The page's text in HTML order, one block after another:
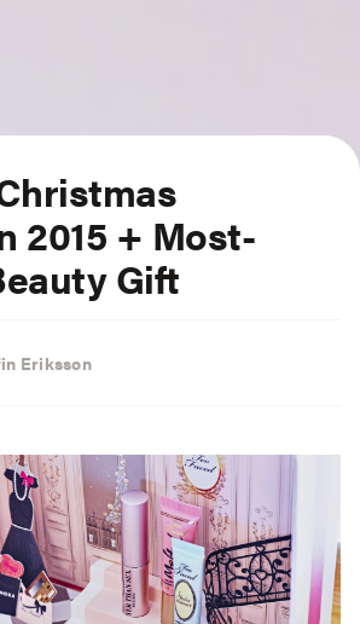
2015 + Most-
Gift
Eriksson